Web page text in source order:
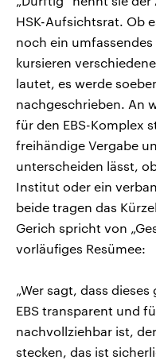
HSK-Aufsichtsrat. Ob
noch ein
kursieren
lautet, es werde
nachgeschrieben. An
für den EBS-Komplex
freihändige Vergabe
unterscheiden lässt,
Institut oder ein
beide tragen das
Gerich spricht von
vorläufiges Resümee:
„Wer sagt, dass
EBS transparent und
nachvollziehbar ist,
stecken, das ist